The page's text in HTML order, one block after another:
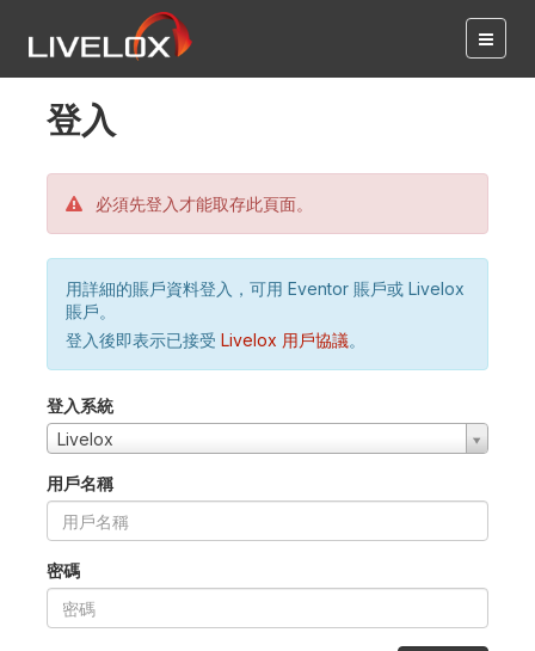
登入
必須先登入才能取存此頁面。
用詳細的賬戶資料登入，可用 Eventor 賬戶或 Livelox
賬戶。
登入後即表示已接受 Livelox 用戶協議。
登入系統
Livelox
用戶名稱
密碼